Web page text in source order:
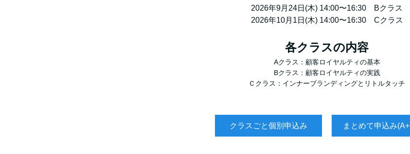
2026年9月24日(木) 14:00〜16:30 Bクラス
2026年10月1日(木) 14:00〜16:30 Cクラス
各クラスの内容
Aクラス：顧客ロイヤルティの基本
Bクラス：顧客ロイヤルティの実践
Ｃクラス：インナーブランディングとリトルタッチ
クラスごと個別申込み まとめて申込み